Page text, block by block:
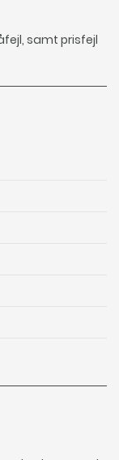
samt prisfejl